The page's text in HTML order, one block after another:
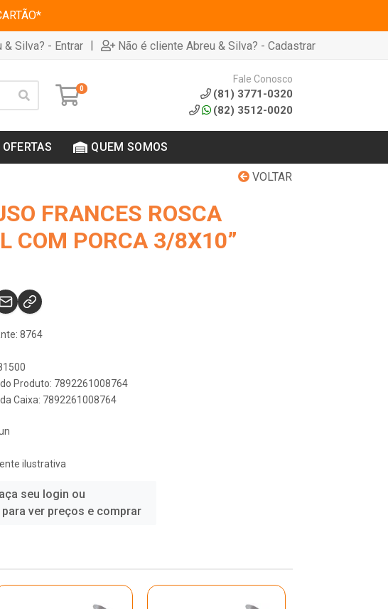
Silva? - Entrar | Não é cliente Abreu & Silva? - Cadastrar
0
Fale Conosco
(81) 3771-0320
(82) 3512-0020
OFERTAS QUEM SOMOS
VOLTAR
FRANCES ROSCA
COM PORCA 3/8X10”
8764
Produto: 7892261008764
Caixa: 7892261008764
ilustrativa
seu login ou
ver preços e comprar